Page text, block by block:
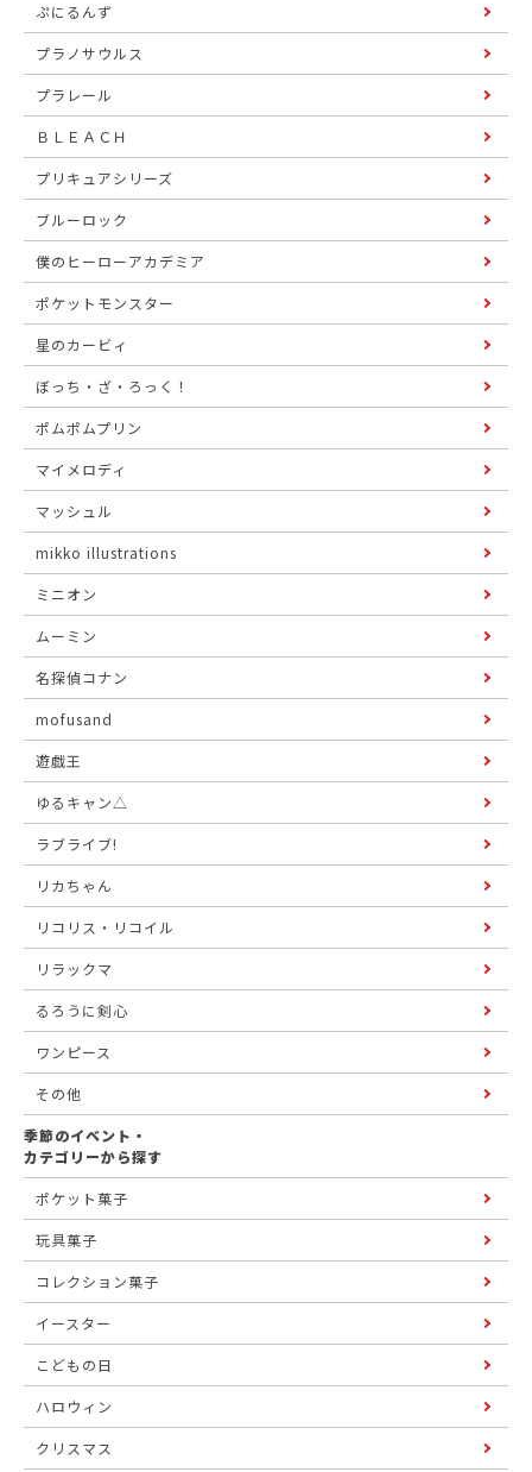
ぷにるんず
プラノサウルス
プラレール
ＢＬＥＡＣＨ
プリキュアシリーズ
ブルーロック
僕のヒーローアカデミア
ポケットモンスター
星のカービィ
ぼっち・ざ・ろっく！
ポムポムプリン
マイメロディ
マッシュル
mikko illustrations
ミニオン
ムーミン
名探偵コナン
mofusand
遊戯王
ゆるキャン△
ラブライブ!
リカちゃん
リコリス・リコイル
リラックマ
るろうに剣心
ワンピース
その他
季節のイベント・
カテゴリーから探す
ポケット菓子
玩具菓子
コレクション菓子
イースター
こどもの日
ハロウィン
クリスマス